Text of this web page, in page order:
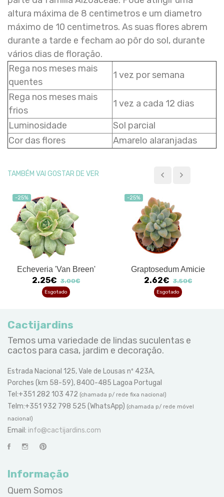
altura máxima de 8 centimetros e um diametro
máximo de 10 centimetros. As suas flores abrem
durante a tarde e fecham ao pôr do sol, durante
vários dias de floração.
Rega nos meses mais
quentes
1 vez por semana
Rega nos meses mais
frios
1 vez a cada 12 dias
Luminosidade
Sol parcial
Cor das flores
Amarelo alaranjadas
TAMBÉM VAI GOSTAR DE VER
-25%
Echeveria 'Van Breen'
2.25€ 3.00€
Esgotado
-25%
Graptosedum Amicie
2.62€ 3.50€
Esgotado
Cactijardins
Temos uma variedade de lindas suculentas e
cactos para casa, jardim e decoração.
Estrada Nacional 125, Vale de Lousas nº 423A,
Porches (km 58-59), 8400-485 Lagoa Portugal
Tel:+351 282 103 472 (chamada p/ rede fixa nacional)
Telm:+351 932 798 525 (WhatsApp) (chamada p/ rede móvel
nacional)
Email: info@cactijardins.com
Informação
Quem Somos